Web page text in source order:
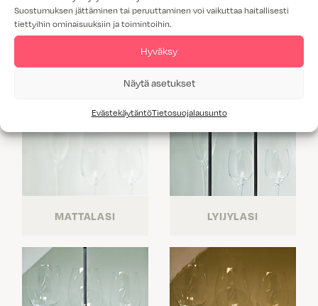
Suostumuksen jättäminen tai peruuttaminen voi vaikuttaa haitallisesti
tiettyihin ominaisuuksiin ja toimintoihin.
Hyväksy
Näytä asetukset
EvästekäytäntöTietosuojalausunto
MATTALASI LYIJYLASI